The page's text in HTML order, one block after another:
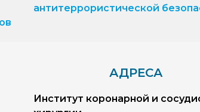
антитеррористической
АДРЕСА
Институт коронарной и